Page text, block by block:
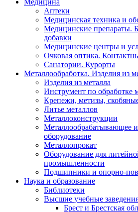
Медицина
Аптеки
Медицинская техника и
Медицинские препараты.
добавки
Медицинские центры и
Очковая оптика.
Санатории. Курорты
Металлообработка. Изделия из
Изделия из металла
Инструмент по обработке
Крепежи, метизы,
Литье металлов
Металлоконструкции
Металлообрабатывающее и
оборудование
Металлопрокат
Оборудование для
промышленности
Подшипники и опорно-
Наука и образование
Библиотеки
Высшие учебные
Брест и Брестская